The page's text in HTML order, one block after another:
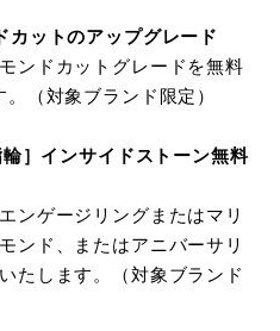
ットのアップグレード
ンドカットグレードを無料
（対象ブランド限定）
］インサイドストーン無料
ンゲージリングまたはマリ
ンド、またはアニバーサリ
たします。（対象ブランド